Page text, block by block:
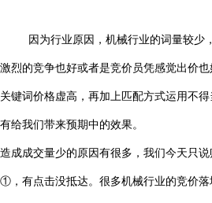
因为行业原因，机械行业的词量较少，
激烈的竞争也好或者是竞价员凭感觉出价
关键词价格虚高，再加上匹配方式运用不
有给我们带来预期中的效果。
造成成交量少的原因有很多，我们今天只说
①，有点击没抵达。很多机械行业的竞价